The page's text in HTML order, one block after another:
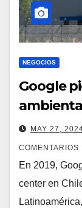
NEGOCIOS
Google
MAY 27,
COMENTARIOS
En 2019,
center en